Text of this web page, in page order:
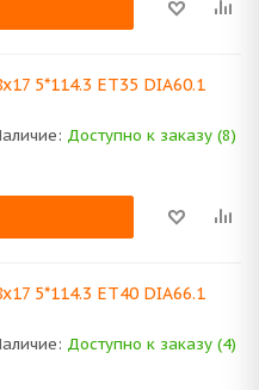
5*114.3 ET35 DIA60.1
Доступно к заказу (8)
5*114.3 ET40 DIA66.1
Доступно к заказу (4)